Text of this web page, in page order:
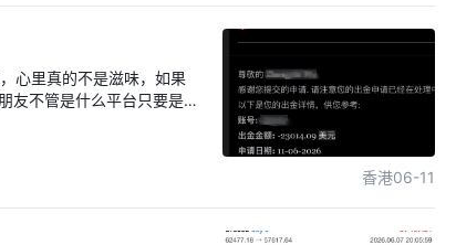
心里真的不是滋味，如果
友不管是什么平台只要是汇
服输的逻辑都没有，还不
这些外汇平台真的太黑了
香港06-11